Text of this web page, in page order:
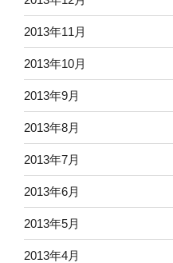
2013年11月
2013年10月
2013年9月
2013年8月
2013年7月
2013年6月
2013年5月
2013年4月